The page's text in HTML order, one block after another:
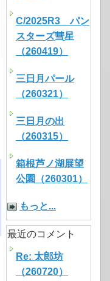
C/2025R3 パン
スターズ彗星
（260419）
三日月パール
（260321）
三日月の出
（260315）
箱根芦ノ湖展望
公園（260301）
もっと...
最近のコメント
Re: 太郎坊
（260720）